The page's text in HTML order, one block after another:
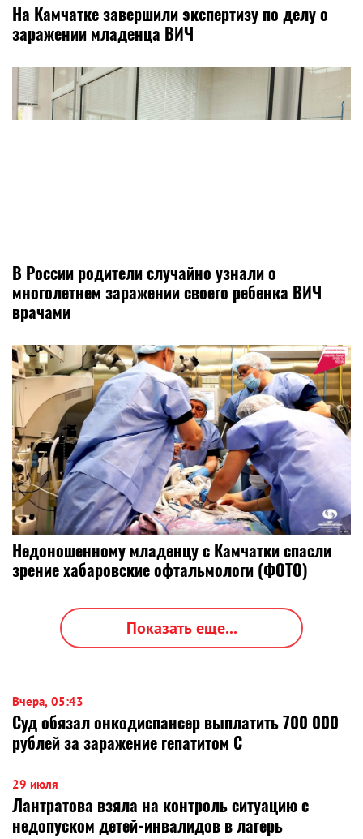
На Камчатке завершили экспертизу по делу о
заражении младенца ВИЧ
В России родители случайно узнали о
многолетнем заражении своего ребенка ВИЧ
врачами
Недоношенному младенцу с Камчатки спасли
зрение хабаровские офтальмологи (ФОТО)
Показать еще...
Вчера, 05:43
Суд обязал онкодиспансер выплатить 700 000
рублей за заражение гепатитом С
29 июля
Лантратова взяла на контроль ситуацию с
недопуском детей-инвалидов в лагерь